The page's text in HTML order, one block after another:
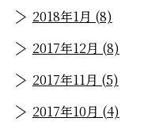
2018年1月 (8)
2017年12月 (8)
2017年11月 (5)
2017年10月 (4)